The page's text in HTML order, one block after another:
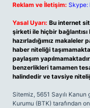
Reklam ve İletişim: Skype:
Yasal Uyarı: Bu internet
şirketi ile hiçbir
hazırladığımız makaleler
haber niteliği
paylaşım
benzerlikleri tamamen
halindedir ve tavsiye
Sitemiz, 5651 Sayılı
Kurumu (BTK) tarafından